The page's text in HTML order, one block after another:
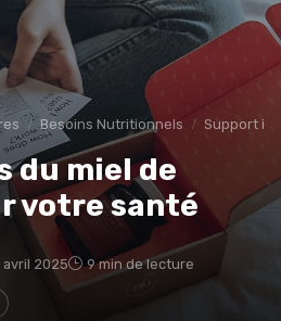
Besoins Nutritionnels Support
du miel de
votre santé
avril 2025 9 min de lecture